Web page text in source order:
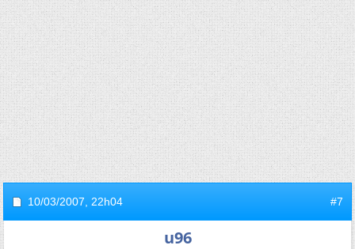
10/03/2007, 22h04 #7
u96